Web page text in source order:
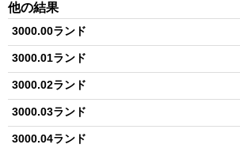
他の結果
3000.00ランド
3000.01ランド
3000.02ランド
3000.03ランド
3000.04ランド